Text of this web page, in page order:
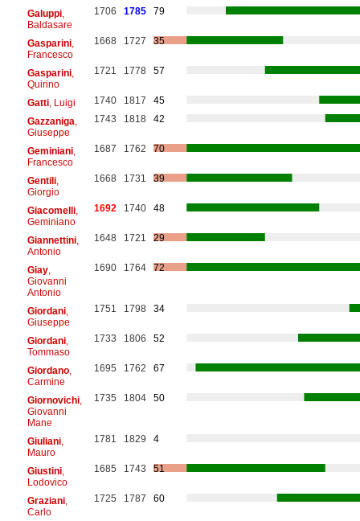
Galuppi,
Baldasare
1706 1785 79
Gasparini,
Francesco
1668 1727 35
Gasparini,
Quirino
1721 1778 57
Gatti, Luigi 1740 1817
45
Gazzaniga
Giuseppe
1743 1818 42
Geminiani,
Francesco
1687 1762 70
Gentili,
Giorgio
1668 1731 39
Giacomelli,
Geminiano
1692 1740 48
Giannettini,
Antonio
1648 1721 29
Giay,
Giovanni
Antonio
1690 1764 72
Giordani,
Giuseppe
1751 1798 34
Giordani,
Tommaso
1733 1806 52
Giordano,
Carmine
1695 1762 67
Giornovichi,
Giovanni
Mane
1735 1804 50
Giuliani,
Mauro
1781 1829 4
Giustini,
Lodovico
1685 1743 51
Graziani,
Carlo
1725 1787 60